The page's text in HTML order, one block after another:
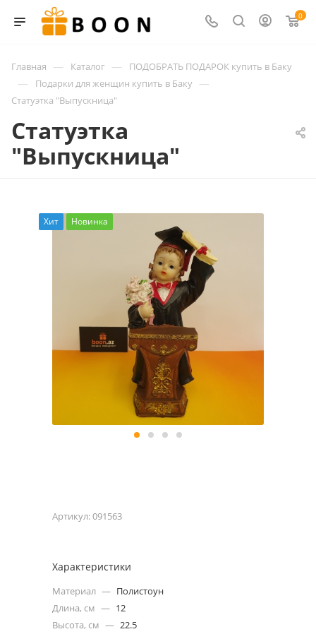
0
Главная — Каталог — ПОДОБРАТЬ ПОДАРОК купить в Баку
— Подарки для женщин купить в Баку —
Статуэтка "Выпускница"
Статуэтка
"Выпускница"
Хит Новинка
Артикул:091563
Характеристики
Материал — Полистоун
Длина, см — 12
Высота, см — 22.5